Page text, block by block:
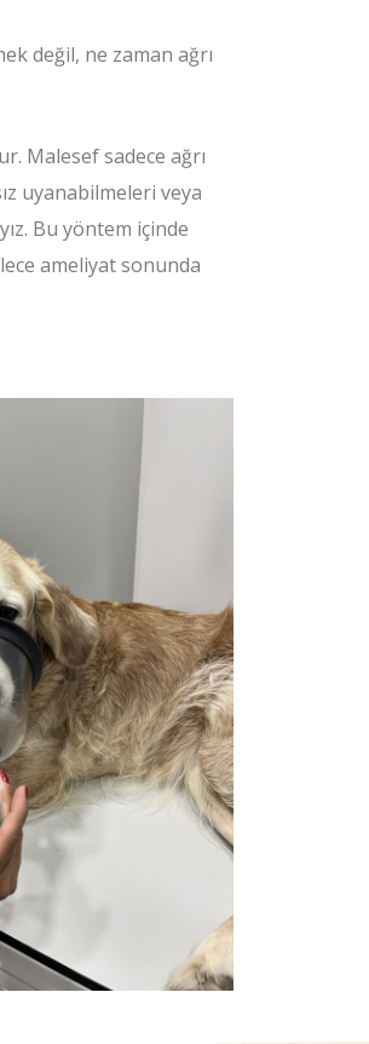
değil, ne zaman ağrı
Malesef sadece ağrı
uyanabilmeleri veya
Bu yöntem içinde
ameliyat sonunda